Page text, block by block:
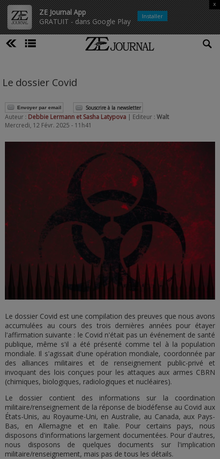
ZE Journal App
GRATUIT - dans Google Play
x
Installer
Le dossier Covid
Envoyer par email Souscrire à la newsletter
Auteur : Debbie Lermann et Sasha Latypova | Editeur : Walt
Mercredi, 12 Févr. 2025 - 11h41
Le dossier Covid est une compilation des preuves que nous avons
accumulées au cours des trois dernières années pour étayer
l'affirmation suivante : le Covid n'était pas un événement de santé
publique, même s'il a été présenté comme tel à la population
mondiale. Il s'agissait d'une opération mondiale, coordonnée par
des alliances militaires et de renseignement public-privé et
invoquant des lois conçues pour les attaques aux armes CBRN
(chimiques, biologiques, radiologiques et nucléaires).
Le dossier contient des informations sur la coordination
militaire/renseignement de la réponse de biodéfense au Covid aux
États-Unis, au Royaume-Uni, en Australie, au Canada, aux Pays-
Bas, en Allemagne et en Italie. Pour certains pays, nous
disposons d'informations largement documentées. Pour d'autres,
nous disposons de quelques documents sur l'implication
militaire/renseignement, mais pas de tous les détails.